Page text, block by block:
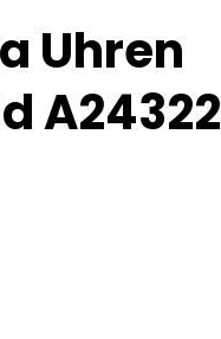
Uhren
A24322